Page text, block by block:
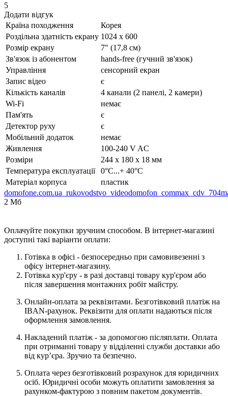
5
Додати відгук
Країна походження
Корея
Роздільна здатність екрану 1024 x 600
Розмір екрану
7" (17,8 см)
Зв'язок із абонентом
hands-free (гучний зв'язок)
Управління
сенсорний екран
Запис відео
є
Кількість каналів
4 канали (2 панелі, 2 камери)
Wi-Fi
немає
Пам'ять
є
Детектор руху
є
Мобільний додаток
немає
Живлення
100-240 V AC
Розміри
244 x 180 x 18 мм
Температура експлуатації
0°C...+ 40°C
Матеріал корпуса
пластик
2 Мб
Оплачуйте покупки зручним способом. В інтернет-магазині
доступні такі варіанти оплати:
Готівка в офісі - безпосередньо при самовивезенні з
офісу інтернет-магазину.
Готівка кур'єру - в разі доставці товару кур'єром або
після завершення монтажних робіт майстру.
Онлайн-оплата за реквізитами. Безготівковий платіж на
IBAN-рахунок. Реквізити для оплати надаються після
оформлення замовлення.
Накладений платіж - за допомогою післяплати. Оплата
при отриманні товару у відділенні служби доставки або
від кур’єра. Зручно та безпечно.
Оплата через безготівковий розрахунок для юридичних
осіб. Юридичні особи можуть оплатити замовлення за
рахунком-фактурою з повним пакетом документів.